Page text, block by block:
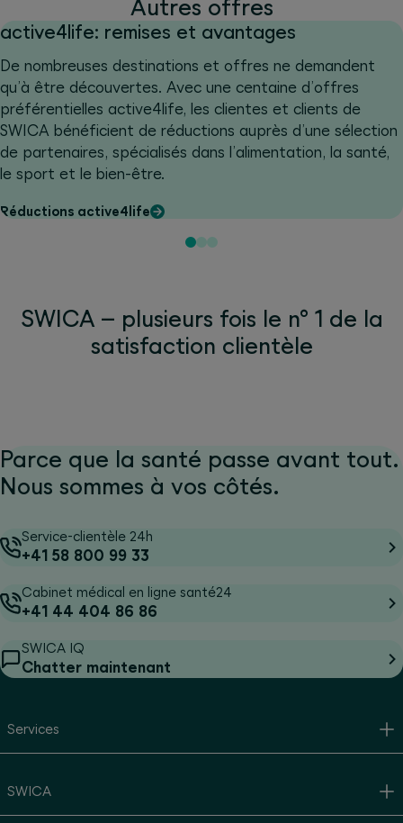
Autres offres
active4life: remises et avantages
De nombreuses destinations et offres ne demandent
qu’à être découvertes. Avec une centaine d’offres
préférentielles active4life, les clientes et clients de
SWICA bénéficient de réductions auprès d’une sélection
de partenaires, spécialisés dans l’alimentation, la santé,
le sport et le bien-être.
Réductions active4life
SWICA – plusieurs fois le n° 1 de la
satisfaction clientèle
Parce que la santé passe avant tout.
Nous sommes à vos côtés.
Service-clientèle 24h
+41 58 800 99 33
Cabinet médical en ligne santé24
+41 44 404 86 86
SWICA IQ
Chatter maintenant
Services
SWICA